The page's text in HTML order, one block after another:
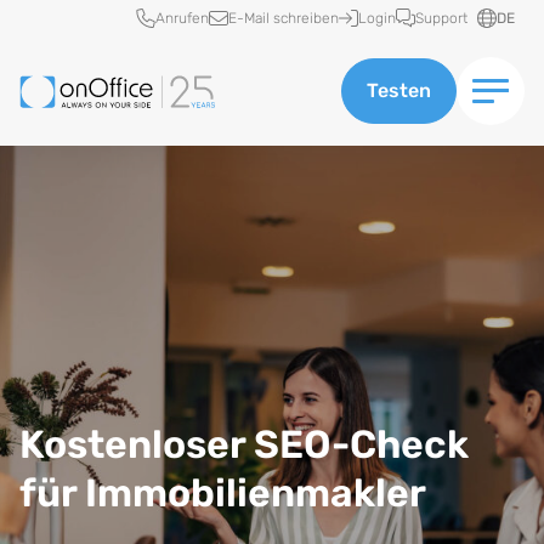
Schnellzugriff
Anrufen E-Mail schreiben Login Support DE
Testen
Kostenloser SEO-Check
für Immobilienmakler